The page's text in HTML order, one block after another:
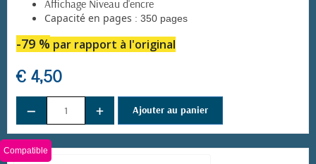
Affichage Niveau d'encre
Capacité en pages : 350 pages
-79 % par rapport à l'original
€ 4,50
− + Ajouter au panier
Compatible